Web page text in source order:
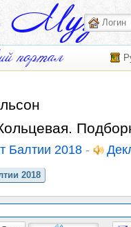
Балтии 2018 -
2018